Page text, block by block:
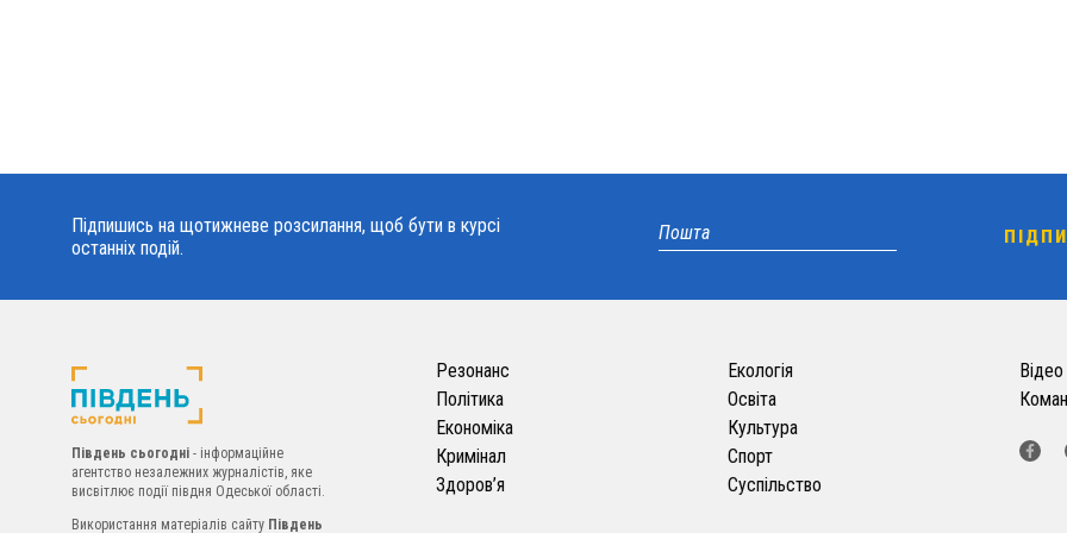
Підпишись на щотижневе розсилання, щоб бути в курсі
останніх подій.
Південь сьогодні - інформаційне
агентство незалежних журналістів, яке
висвітлює події півдня Одеської області.
Використання матеріалів сайту Південь
Резонанс
Політика
Економіка
Кримінал
Здоров’я
Екологія
Освіта
Культура
Спорт
Суспільство
Відео